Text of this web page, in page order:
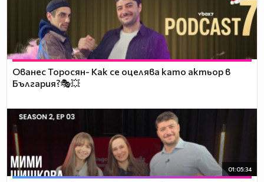
Ованес Торосян- Как се оцелява като актьор в
България?🎭💥
01:05:34